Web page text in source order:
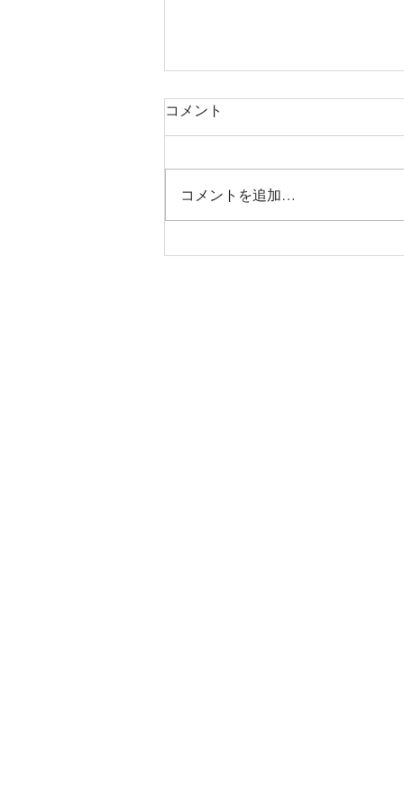
烏丸御池個室美容院＊ツート
コメント
コメントを追加…